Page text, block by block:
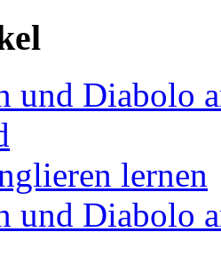
und Diabolo
lernen
und Diabolo